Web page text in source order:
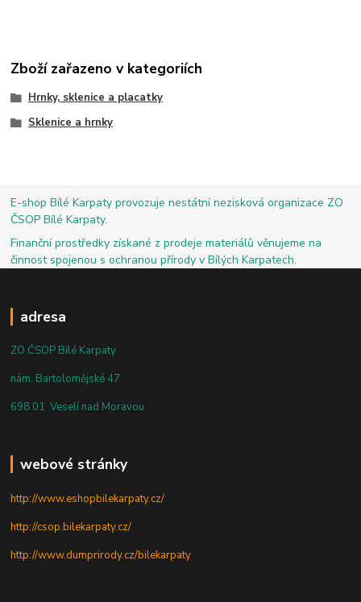
Zboží zařazeno v kategoriích
Hrnky, sklenice a placatky
Sklenice a hrnky
E-shop Bílé Karpaty provozuje nestátní nezisková organizace ZO
ČSOP Bílé Karpaty.
Finanční prostředky získané z prodeje materiálů věnujeme na
činnost spojenou s ochranou přírody v Bílých Karpatech.
adresa
ZO ČSOP Bílé Karpaty
nám. Bartolomějské 47
698 01 Veselí nad Moravou
webové stránky
http://www.eshopbilekarpaty.cz/
http://csop.bilekarpaty.cz/
http://www.dumprirody.cz/bilekarpaty